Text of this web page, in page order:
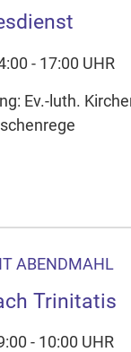
- 17:00 UHR
Ev.-luth.
ABENDMAHL
Trinitatis
- 10:00 UHR